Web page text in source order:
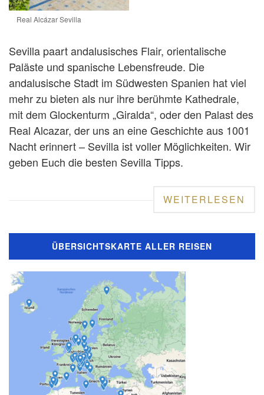
Real Alcázar Sevilla
Sevilla paart andalusisches Flair, orientalische
Paläste und spanische Lebensfreude. Die
andalusische Stadt im Südwesten Spanien hat viel
mehr zu bieten als nur ihre berühmte Kathedrale,
mit dem Glockenturm „Giralda“, oder den Palast des
Real Alcazar, der uns an eine Geschichte aus 1001
Nacht erinnert – Sevilla ist voller Möglichkeiten. Wir
geben Euch die besten Sevilla Tipps.
WEITERLESEN
ÜBERSICHTSKARTE ALLER REISEN